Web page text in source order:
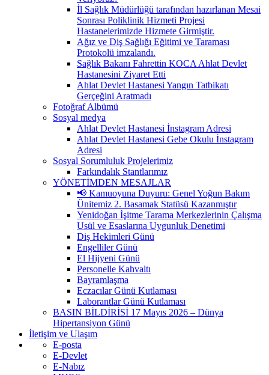
İl Sağlık Müdürlüğü tarafından hazırlanan Mesai
Sonrası Poliklinik Hizmeti Projesi
Hastanelerimizde Hizmete Girmiştir.
Ağız ve Diş Sağlığı Eğitimi ve Taraması
Protokolü imzalandı.
Sağlık Bakanı Fahrettin KOCA Ahlat Devlet
Hastanesini Ziyaret Etti
Ahlat Devlet Hastanesi Yangın Tatbikatı
Gerçeğini Aratmadı
Fotoğraf Albümü
Sosyal medya
Ahlat Devlet Hastanesi İnstagram Adresi
Ahlat Devlet Hastanesi Gebe Okulu İnstagram
Adresi
Sosyal Sorumluluk Projelerimiz
Farkındalık Stantlarımız
YÖNETİMDEN MESAJLAR
📢 Kamuoyuna Duyuru: Genel Yoğun Bakım
Ünitemiz 2. Basamak Statüsü Kazanmıştır
Yenidoğan İşitme Tarama Merkezlerinin Çalışma
Usül ve Esaslarına Uygunluk Denetimi
Diş Hekimleri Günü
Engelliler Günü
El Hijyeni Günü
Personelle Kahvaltı
Bayramlaşma
Eczacılar Günü Kutlaması
Laborantlar Günü Kutlaması
BASIN BİLDİRİSİ 17 Mayıs 2026 – Dünya
Hipertansiyon Günü
İletişim ve Ulaşım
E-posta
E-Devlet
E-Nabız